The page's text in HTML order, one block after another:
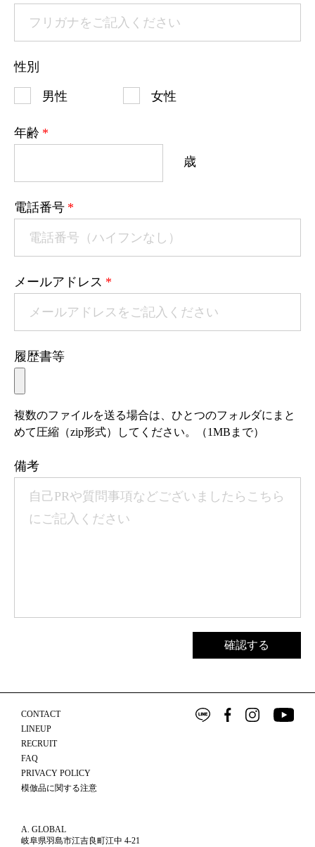
性別
男性 女性
年齢 *
歳
電話番号 *
メールアドレス *
履歴書等
複数のファイルを送る場合は、ひとつのフォルダにまと
めて圧縮（zip形式）してください。（1MBまで）
備考
A. GLOBAL
岐阜県羽島市江吉良町江中 4-21
CONTACT
LINEUP
RECRUIT
FAQ
PRIVACY POLICY
模倣品に関する注意